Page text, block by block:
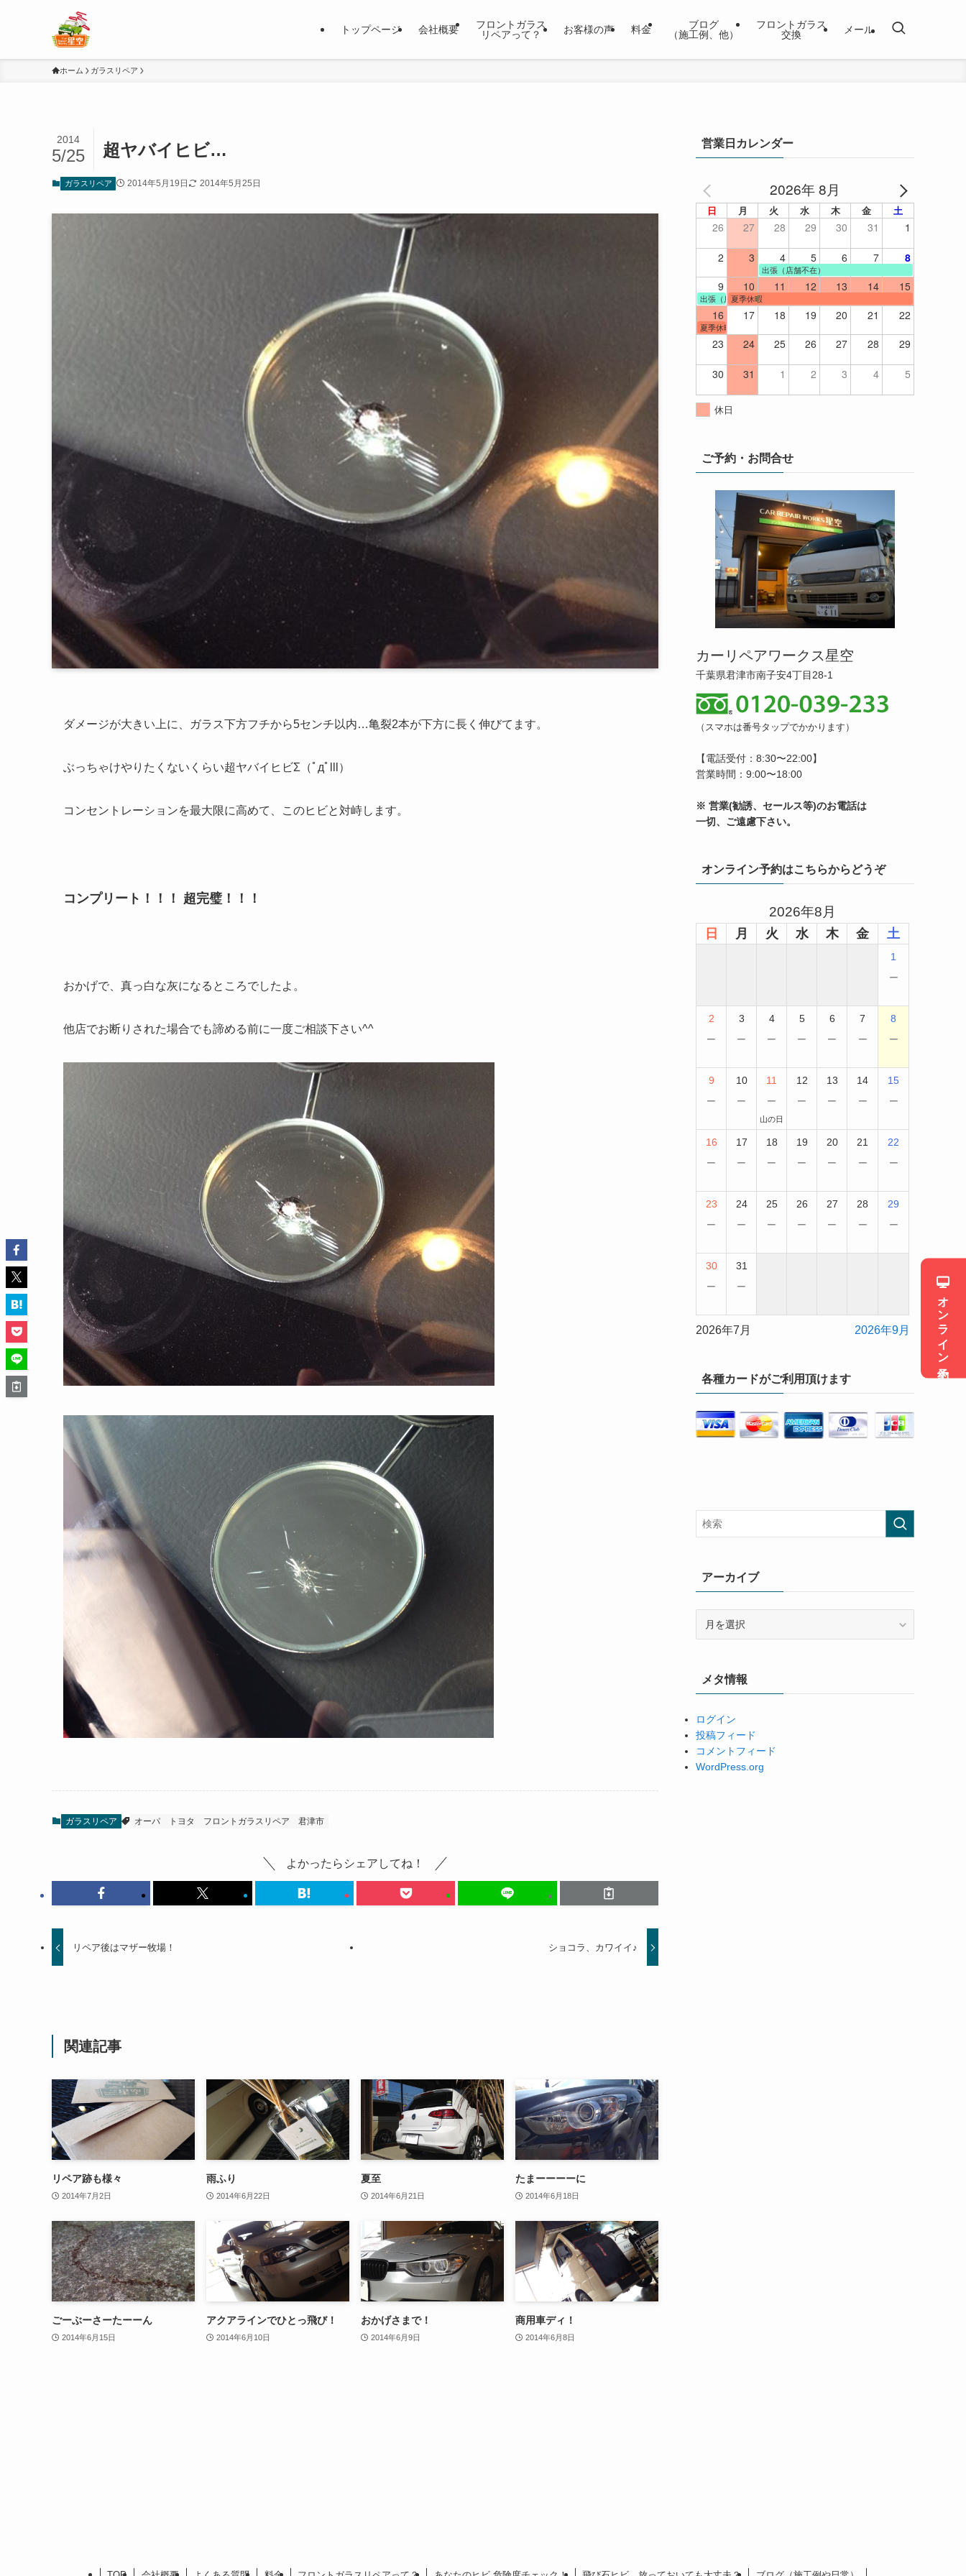
トップページ 会社概要
フロントガラス
リペアって？
お客様の声 料金
ブログ
（施工例、他）
フロントガラス
交換
メール
ホーム ガラスリペア
超ヤバイヒビ…
2014
5/25
ガラスリペア 2014年5月19日 2014年5月25日
ダメージが大きい上に、ガラス下方フチから5センチ以内…亀裂2本が下方に長く伸びてます。
ぶっちゃけやりたくないくらい超ヤバイヒビΣ（ﾟдﾟlll）
コンセントレーションを最大限に高めて、このヒビと対峙します。
コンプリート！！！ 超完璧！！！
おかげで、真っ白な灰になるところでしたよ。
他店でお断りされた場合でも諦める前に一度ご相談下さい^^
ガラスリペア オーパ トヨタ フロントガラスリペア 君津市
よかったらシェアしてね！
リペア後はマザー牧場！ ショコラ、カワイイ♪
関連記事
リペア跡も様々
2014年7月2日
雨ふり
2014年6月22日
夏至
2014年6月21日
たまーーーーに
2014年6月18日
ごーぶーさーたーーん
2014年6月15日
アクアラインでひとっ飛び！
2014年6月10日
おかげさまで！
2014年6月9日
商用車ディ！
2014年6月8日
営業日カレンダー
2026年 8月
日 月 火 水 木 金 土
26 27 28 29 30 31 1
2 3 4 5 6 7 8
出張（店舗不在）
9 10 11 12 13 14 15
出張（店舗不在）
夏季休暇
16 17 18 19 20 21 22
夏季休暇
23 24 25 26 27 28 29
30 31 1 2 3 4 5
休日
ご予約・お問合せ
カーリペアワークス星空
千葉県君津市南子安4丁目28-1
（スマホは番号タップでかかります）
【電話受付：8:30〜22:00】
営業時間：9:00〜18:00
※ 営業(勧誘、セールス等)のお電話は
一切、ご遠慮下さい。
オンライン予約はこちらからどうぞ
2026年8月
日 月 火 水 木 金 土
1
−
2
−
3
−
4
−
5
−
6
−
7
−
8
−
9
−
10
−
11
−
山の日
12
−
13
−
14
−
15
−
16
−
17
−
18
−
19
−
20
−
21
−
22
−
23
−
24
−
25
−
26
−
27
−
28
−
29
−
30
−
31
−
2026年7月 2026年9月
各種カードがご利用頂けます
アーカイブ
ブメタ情報
ログイン
投稿フィード
コメントフィード
WordPress.org
オンライン予約